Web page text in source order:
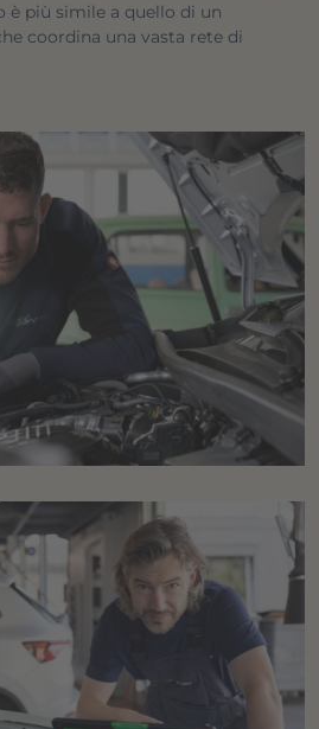
è più simile a quello di un
coordina una vasta rete di